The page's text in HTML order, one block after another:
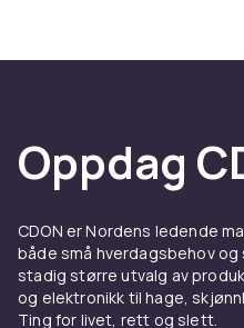
Oppdag
CDON er Nordens ledende
både små hverdagsbehov
stadig større utvalg av
og elektronikk til hage,
Ting for livet, rett og slett.